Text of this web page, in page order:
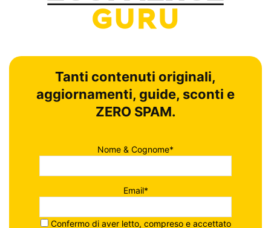
Tanti contenuti originali,
aggiornamenti, guide, sconti e
ZERO SPAM.
Nome & Cognome*
Email*
Confermo di aver letto, compreso e accettato